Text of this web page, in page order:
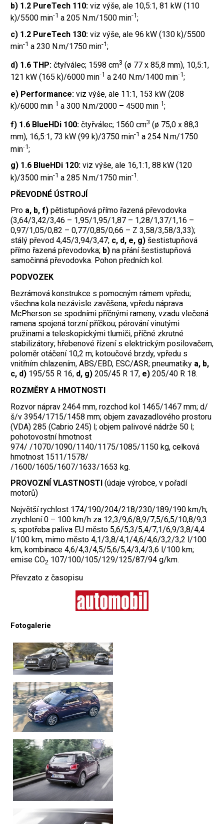
b) 1.2 PureTech 110: viz výše, ale 10,5:1, 81 kW (110
k)/5500 min-1 a 205 N.m/1500 min-1;
c) 1.2 PureTech 130: viz výše, ale 96 kW (130 k)/5500
min-1 a 230 N.m/1750 min-1;
d) 1.6 THP: čtyřválec; 1598 cm3 (ø 77 x 85,8 mm), 10,5:1,
121 kW (165 k)/6000 min-1 a 240 N.m/1400 min-1;
e) Performance: viz výše, ale 11:1, 153 kW (208
k)/6000 min-1 a 300 N.m/2000 – 4500 min-1;
f) 1.6 BlueHDi 100: čtyřválec; 1560 cm3 (ø 75,0 x 88,3
mm), 16,5:1, 73 kW (99 k)/3750 min-1 a 254 N.m/1750
min-1;
g) 1.6 BlueHDi 120: viz výše, ale 16,1:1, 88 kW (120
k)/3500 min-1 a 285 N.m/1750 min-1 .
PŘEVODNÉ ÚSTROJÍ
Pro a, b, f) pětistupňová přímo řazená převodovka
(3,64/3,42/3,46 – 1,95/1,95/1,87 – 1,28/1,37/1,16 –
0,97/1,05/0,82 – 0,77/0,85/0,66 – Z 3,58/3,58/3,33);
stálý převod 4,45/3,94/3,47; c, d, e, g) šestistupňová
přímo řazená převodovka; b) na přání šestistupňová
samočinná převodovka. Pohon předních kol.
PODVOZEK
Bezrámová konstrukce s pomocným rámem vpředu;
všechna kola nezávisle zavěšena, vpředu náprava
McPherson se spodními příčnými rameny, vzadu vlečená
ramena spojená torzní příčkou; pérování vinutými
pružinami a teleskopickými tlumiči, příčné zkrutné
stabilizátory; hřebenové řízení s elektrickým posilovačem,
poloměr otáčení 10,2 m; kotoučové brzdy, vpředu s
vnitřním chlazením, ABS/EBD, ESC/ASR; pneumatiky a, b,
c, d) 195/55 R 16, d, g) 205/45 R 17, e) 205/40 R 18.
ROZMĚRY A HMOTNOSTI
Rozvor náprav 2464 mm, rozchod kol 1465/1467 mm; d/
š/v 3954/1715/1458 mm; objem zavazadlového prostoru
(VDA) 285 (Cabrio 245) l; objem palivové nádrže 50 l;
pohotovostní hmotnost
974/ /1070/1090/1140/1175/1085/1150 kg, celková
hmotnost 1511/1578/
/1600/1605/1607/1633/1653 kg.
PROVOZNÍ VLASTNOSTI (údaje výrobce, v pořadí
motorů)
Největší rychlost 174/190/204/218/230/189/190 km/h;
zrychlení 0 – 100 km/h za 12,3/9,6/8,9/7,5/6,5/10,8/9,3
s; spotřeba paliva EU město 5,6/5,3/5,4/7,1/6,9/3,8/4,4
l/100 km, mimo město 4,1/3,8/4,1/4,6/4,6/3,2/3,2 l/100
km, kombinace 4,6/4,3/4,5/5,6/5,4/3,4/3,6 l/100 km;
emise CO2 107/100/105/129/125/87/94 g/km.
Převzato z časopisu
Fotogalerie